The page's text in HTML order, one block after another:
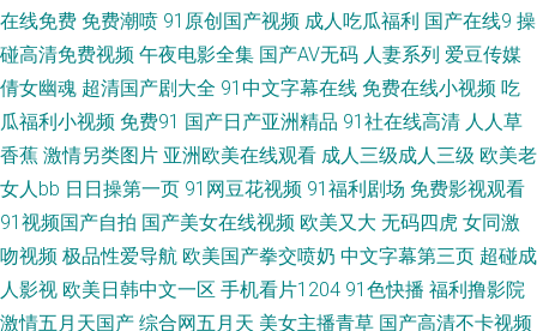
久草超碰 日本无码五区 91免费在线视频 国产宾馆自拍 韩日中AV网址 久久大
香蕉网 欧美中文成人 日本三级人妻 丝袜人妻中文字幕 肏屄视频在线看 九一
免费观看 日韩伦理在线视频 微拍福利地址av 伊人成人在线视频 91色色小视
频 午夜黄色剧场 在线观看91视频 超碰97人人看 欧美性一区 日韩1234区 亚
在线免费 免费潮喷 91原创国产视频 成人吃瓜福利 国产在线9 操
碰高清免费视频 午夜电影全集 国产AV无码 人妻系列 爱豆传媒
倩女幽魂 超清国产剧大全 91中文字幕在线 免费在线小视频 吃
瓜福利小视频 免费91 国产日产亚洲精品 91社在线高清 人人草
香蕉 激情另类图片 亚洲欧美在线观看 成人三级成人三级 欧美老
女人bb 日日操第一页 91网豆花视频 91福利剧场 免费影视观看
91视频国产自拍 国产美女在线视频 欧美又大 无码四虎 女同激
吻视频 极品性爱导航 欧美国产拳交喷奶 中文字幕第三页 超碰成
人影视 欧美日韩中文一区 手机看片1204 91色快播 福利撸影院
激情五月天国产 综合网五月天 美女主播青草 国产高清不卡视频